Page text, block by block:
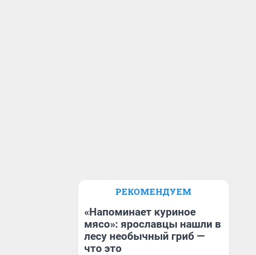
РЕКОМЕНДУЕМ
«Напоминает куриное
мясо»: ярославцы нашли в
лесу необычный гриб —
что это